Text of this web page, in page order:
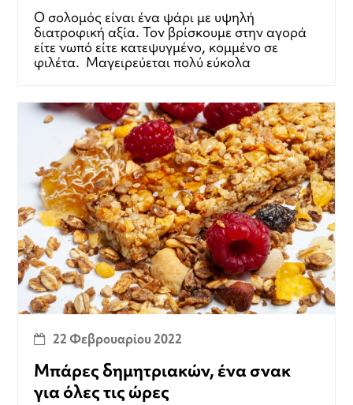
Ο σολομός είναι ένα ψάρι με υψηλή
διατροφική αξία. Τον βρίσκουμε στην αγορά
είτε νωπό είτε κατεψυγμένο, κομμένο σε
φιλέτα. Μαγειρεύεται πολύ εύκολα
22 Φεβρουαρίου 2022
Μπάρες δημητριακών, ένα σνακ
για όλες τις ώρες